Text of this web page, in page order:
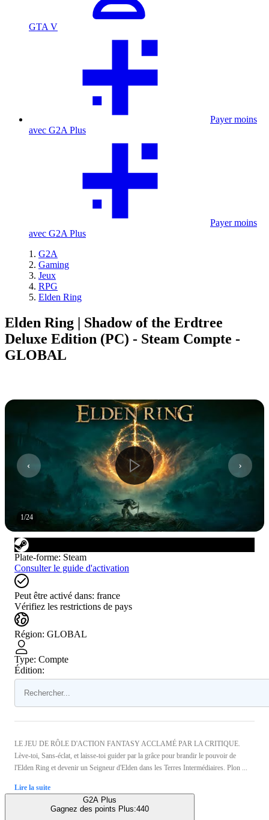
GTA V
Payer moins
avec G2A Plus
Payer moins
avec G2A Plus
G2A
Gaming
Jeux
RPG
Elden Ring
Elden Ring | Shadow of the Erdtree
Deluxe Edition (PC) - Steam Compte -
GLOBAL
1/24
Plate-forme: Steam
Consulter le guide d'activation
Peut être activé dans: france
Vérifiez les restrictions de pays
Région: GLOBAL
Type: Compte
Édition:
LE JEU DE RÔLE D'ACTION FANTASY ACCLAMÉ PAR LA CRITIQUE.
Lève-toi, Sans-éclat, et laisse-toi guider par la grâce pour brandir le pouvoir de
l'Elden Ring et devenir un Seigneur d'Elden dans les Terres Intermédiaires. Plon ...
Lire la suite
G2A Plus
Gagnez des points Plus:440